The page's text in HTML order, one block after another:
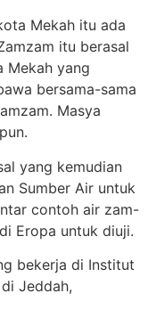
Mekah itu ada
itu berasal
Mekah yang
bersama-sama
Masya
yang kemudian
Sumber Air untuk
contoh air zam-
Eropa untuk diuji.
bekerja di Institut
Jeddah,